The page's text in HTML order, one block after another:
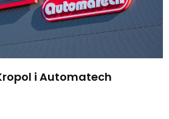
i Automatech